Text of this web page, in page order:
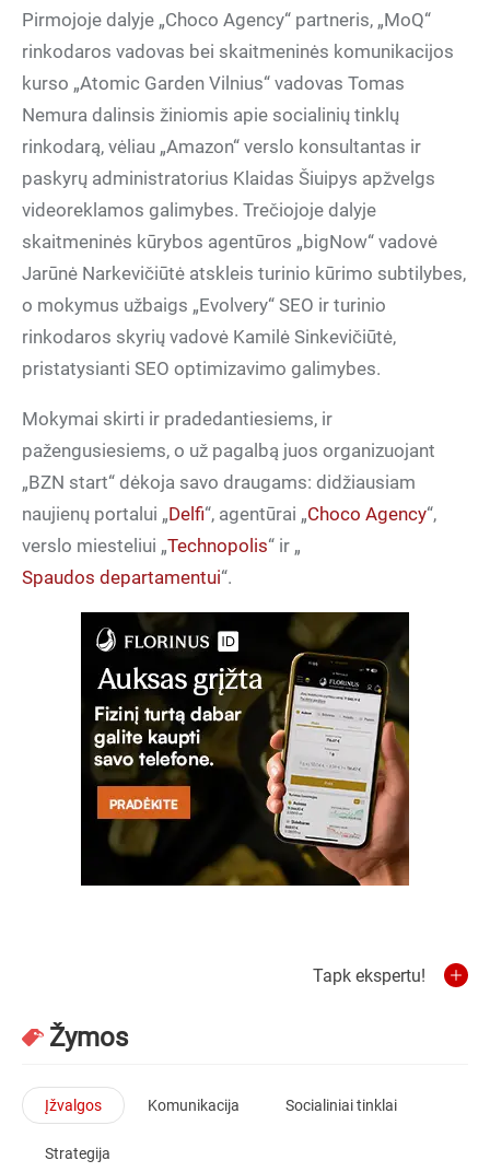
Pirmojoje dalyje „Choco Agency“ partneris, „MoQ“
rinkodaros vadovas bei skaitmeninės komunikacijos
kurso „Atomic Garden Vilnius“ vadovas Tomas
Nemura dalinsis žiniomis apie socialinių tinklų
rinkodarą, vėliau „Amazon“ verslo konsultantas ir
paskyrų administratorius Klaidas Šiuipys apžvelgs
videoreklamos galimybes. Trečiojoje dalyje
skaitmeninės kūrybos agentūros „bigNow“ vadovė
Jarūnė Narkevičiūtė atskleis turinio kūrimo subtilybes,
o mokymus užbaigs „Evolvery“ SEO ir turinio
rinkodaros skyrių vadovė Kamilė Sinkevičiūtė,
pristatysianti SEO optimizavimo galimybes.
Mokymai skirti ir pradedantiesiems, ir
pažengusiesiems, o už pagalbą juos organizuojant
„BZN start“ dėkoja savo draugams: didžiausiam
naujienų portalui „Delfi“, agentūrai „Choco Agency“,
verslo miesteliui „Technopolis“ ir „
Spaudos departamentui“.
Tapk ekspertu!
Žymos
Įžvalgos Komunikacija Socialiniai tinklai
Strategija